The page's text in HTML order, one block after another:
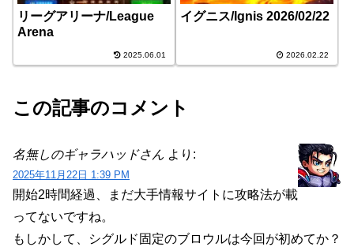
リーグアリーナ/League
Arena
2025.06.01
イグニス/Ignis 2026/02/22
2026.02.22
この記事のコメント
名無しのギャラハッドさん より:
2025年11月22日 1:39 PM
開始2時間経過、まだ大手情報サイトに攻略法が載
ってないですね。
もしかして、シグルド固定のブロウルは今回が初めてか？